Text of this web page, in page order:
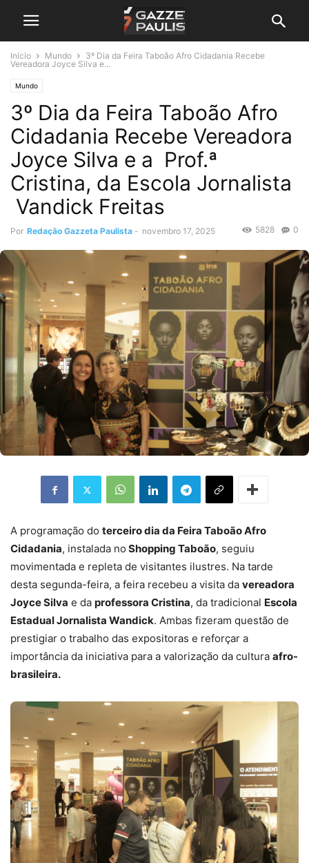
Início Mundo
3º Dia da Feira Taboão Afro Cidadania Recebe
Vereadora Joyce Silva e...
Mundo
3º Dia da Feira Taboão Afro
Cidadania Recebe Vereadora
Joyce Silva e a Prof.ª
Cristina, da Escola Jornalista
Vandick Freitas
Por Redação Gazzeta Paulista - novembro 17, 2025 0
5828
A programação do terceiro dia da Feira Taboão Afro
Cidadania, instalada no Shopping Taboão, seguiu
movimentada e repleta de visitantes ilustres. Na tarde
desta segunda-feira, a feira recebeu a visita da vereadora
Joyce Silva e da professora Cristina, da tradicional Escola
Estadual Jornalista Wandick. Ambas fizeram questão de
prestigiar o trabalho das expositoras e reforçar a
importância da iniciativa para a valorização da cultura afro-
brasileira.